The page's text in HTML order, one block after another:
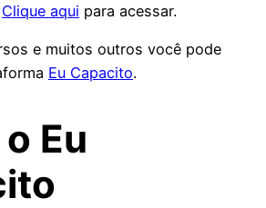
Clique aqui para acessar.
e muitos outros você pode
Eu Capacito.
Eu